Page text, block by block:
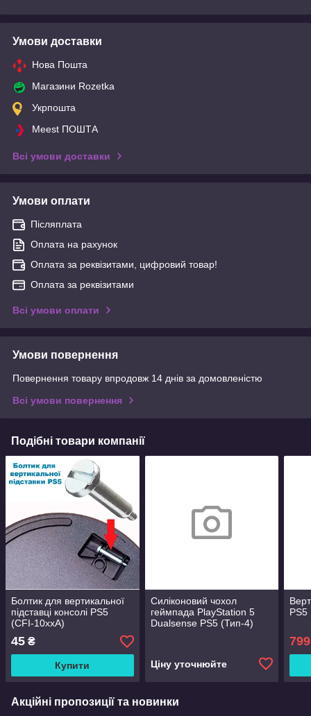
Умови доставки
Нова Пошта
Магазини Rozetka
Укрпошта
Meest ПОШТА
Всі умови доставки
Умови оплати
Післяплата
Оплата на рахунок
Оплата за реквізитами, цифровий товар!
Оплата за реквізитами
Всі умови оплати
Умови повернення
Повернення товару впродовж 14 днів за домовленістю
Всі умови повернення
Подібні товари компанії
Болтик для вертикальної
підставці консолі PS5
(CFI-10xxA)
45 ₴
Купити
Силіконовий чохол
геймпада PlayStation 5
Dualsense PS5 (Тип-4)
Ціну уточнюйте
PS5
799
Акційні пропозиції та новинки